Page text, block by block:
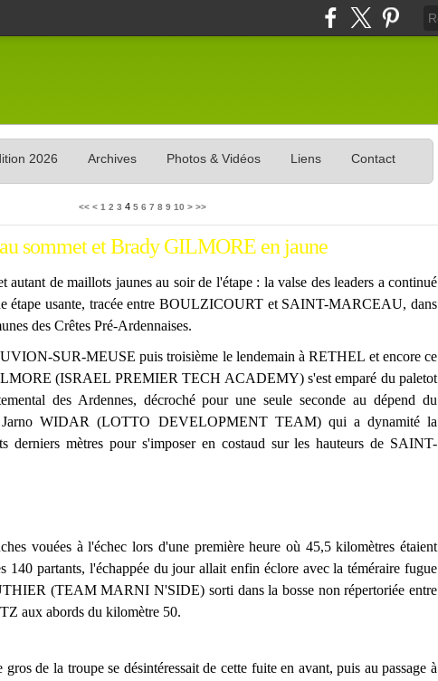
2026 Archives Photos & Vidéos Liens Contact
<< < 1 2 3 4 5 6 7 8 9 10 20
30
40
50
60
70
80
90
100
> >>
sommet et Brady GILMORE en jaune
autant de maillots jaunes au soir de l'étape : la valse des leaders a continué
étape usante, tracée entre BOULZICOURT et SAINT-MARCEAU, dans
des Crêtes Pré-Ardennaises.
SUR-MEUSE puis troisième le lendemain à RETHEL et encore ce
(ISRAEL PREMIER TECH ACADEMY) s'est emparé du paletot
des Ardennes, décroché pour une seule seconde au dépend du
Jarno WIDAR (LOTTO DEVELOPMENT TEAM) qui a dynamité la
derniers mètres pour s'imposer en costaud sur les hauteurs de SAINT-
vouées à l'échec lors d'une première heure où 45,5 kilomètres étaient
140 partants, l'échappée du jour allait enfin éclore avec la téméraire fugue
(TEAM MARNI N'SIDE) sorti dans la bosse non répertoriée entre
aux abords du kilomètre 50.
de la troupe se désintéressait de cette fuite en avant, puis au passage à